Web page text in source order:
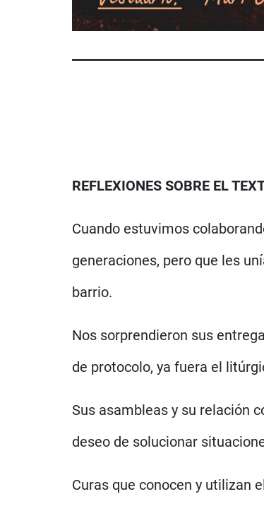
REFLEXIONES SOBRE EL
Cuando estuvimos
generaciones, pero que les
barrio.
Nos sorprendieron sus
de protocolo, ya fuera el
Sus asambleas y su relación
deseo de solucionar
Curas que conocen y utilizan